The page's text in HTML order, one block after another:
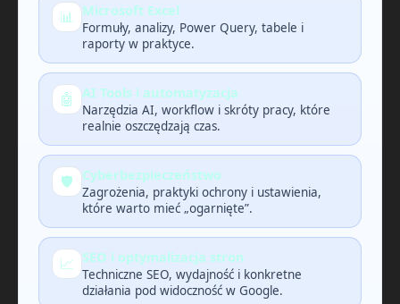
📊 Microsoft Excel
Formuły, analizy, Power Query, tabele i
raporty w praktyce.
🤖 AI Tools i automatyzacja
Narzędzia AI, workflow i skróty pracy, które
realnie oszczędzają czas.
🛡️ Cyberbezpieczeństwo
Zagrożenia, praktyki ochrony i ustawienia,
które warto mieć „ogarnięte”.
📈 SEO i optymalizacja stron
Techniczne SEO, wydajność i konkretne
działania pod widoczność w Google.